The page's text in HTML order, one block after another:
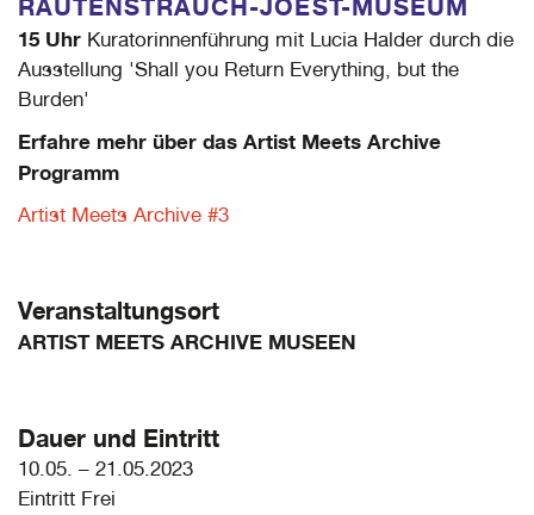
RAUTENSTRAUCH-JOEST-MUSEUM
15 Uhr Kuratorinnenführung mit Lucia Halder durch die
Ausstellung 'Shall you Return Everything, but the
Burden'
Erfahre mehr über das Artist Meets Archive
Programm
Artist Meets Archive #3
Veranstaltungsort
ARTIST MEETS ARCHIVE MUSEEN
Dauer und Eintritt
10.05. – 21.05.2023
Eintritt Frei